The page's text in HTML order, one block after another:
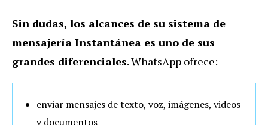
Sin dudas, los alcances de su sistema de
mensajería Instantánea es uno de sus
grandes diferenciales. WhatsApp ofrece:
enviar mensajes de texto, voz, imágenes, videos
y documentos